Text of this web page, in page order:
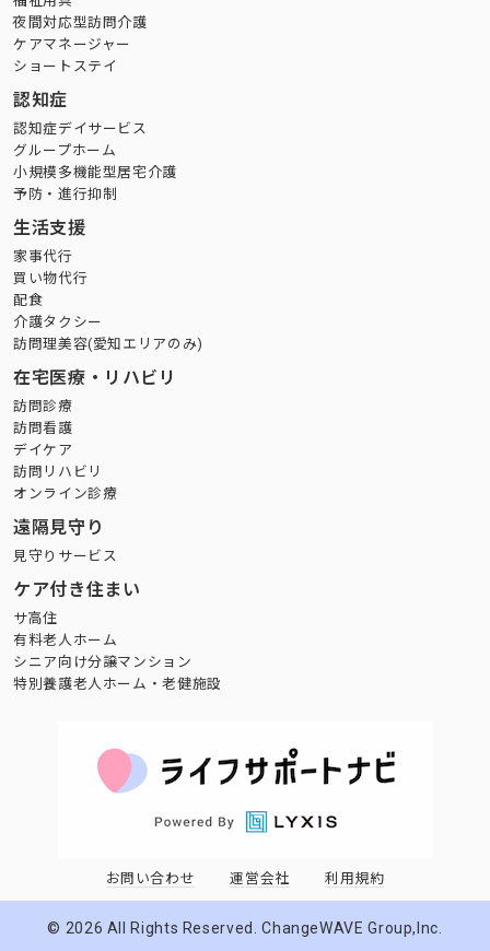
夜間対応型訪問介護
ケアマネージャー
ショートステイ
認知症
認知症デイサービス
グループホーム
小規模多機能型居宅介護
予防・進行抑制
生活支援
家事代行
買い物代行
配食
介護タクシー
訪問理美容(愛知エリアのみ)
在宅医療・リハビリ
訪問診療
訪問看護
デイケア
訪問リハビリ
オンライン診療
遠隔見守り
見守りサービス
ケア付き住まい
サ高住
有料老人ホーム
シニア向け分譲マンション
特別養護老人ホーム・老健施設
お問い合わせ 運営会社 利用規約
© 2026 All Rights Reserved. ChangeWAVE Group,Inc.